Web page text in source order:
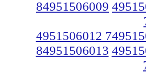
84951506009
4951506012
84951506013